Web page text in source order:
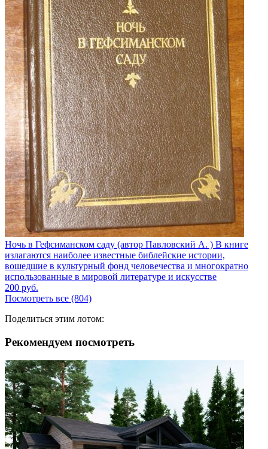
Ночь в Гефсиманском саду (автор Павловский А. ) В книге
излагаются наиболее известные библейские истории,
вошедшие в культурный фонд человечества и многократно
использованные в мировой литературе и искусстве
200 руб.
Посмотреть все (804)
Поделиться этим лотом:
Рекомендуем посмотреть